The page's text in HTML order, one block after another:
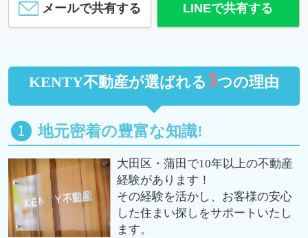
メールで共有する LINEで共有する
KENTY不動産が選ばれる3つの理由
地元密着の豊富な知識!
大田区・蒲田で10年以上の不動産
経験があります！
その経験を活かし、お客様の安心
した住まい探しをサポートいたし
ます。